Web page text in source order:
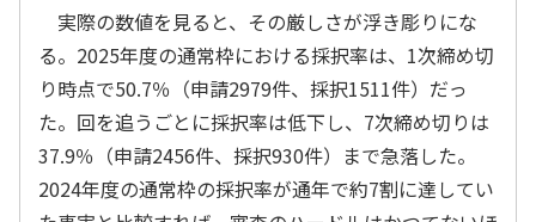
実際の数値を見ると、その厳しさが浮き彫りにな
る。2025年度の通常枠における採択率は、1次締め切
り時点で50.7％（申請2979件、採択1511件）だっ
た。回を追うごとに採択率は低下し、7次締め切りは
37.9％（申請2456件、採択930件）まで急落した。
2024年度の通常枠の採択率が通年で約7割に達してい